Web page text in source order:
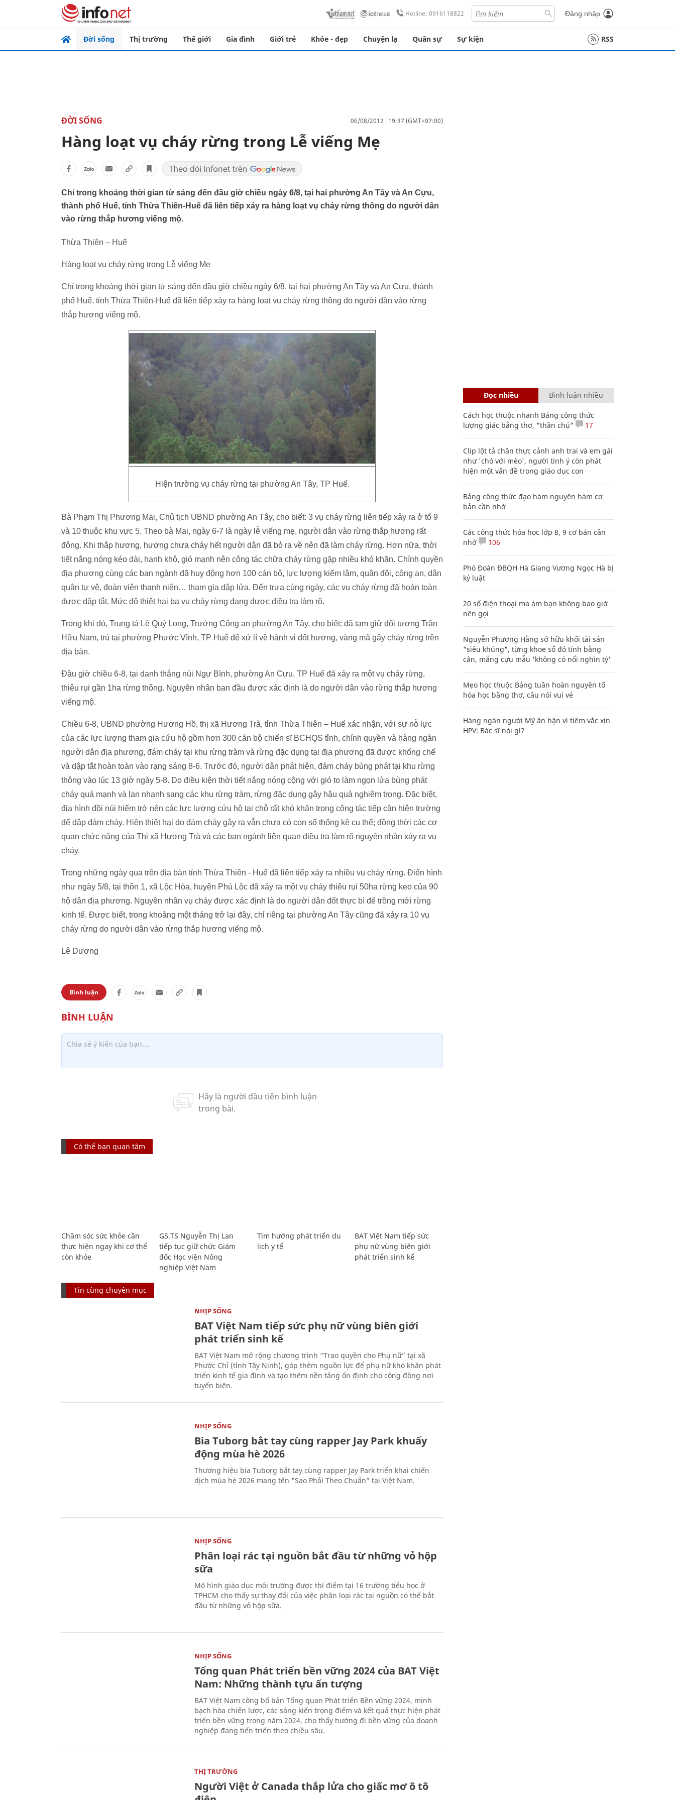
Hotline: 0916118822 Đăng nhập
Đời sống Thị trường Thế giới Gia đình Giới trẻ Khỏe - đẹp Chuyện lạ Quân sự Sự kiện RSS
ĐỜI SỐNG 06/08/2012 19:37 (GMT+07:00)
Hàng loạt vụ cháy rừng trong Lễ viếng Mẹ
Chỉ trong khoảng thời gian từ sáng đến đầu giờ chiều ngày 6/8, tại hai phường An Tây và An Cựu,
thành phố Huế, tỉnh Thừa Thiên-Huế đã liên tiếp xảy ra hàng loạt vụ cháy rừng thông do người dân
vào rừng thắp hương viếng mộ.
Thừa Thiên – Huế
Hàng loạt vụ cháy rừng trong Lễ viếng Mẹ
Chỉ trong khoảng thời gian từ sáng đến đầu giờ chiều ngày 6/8, tại hai phường An Tây và An Cựu, thành
phố Huế, tỉnh Thừa Thiên-Huế đã liên tiếp xảy ra hàng loạt vụ cháy rừng thông do người dân vào rừng
thắp hương viếng mộ.
Hiện trường vụ cháy rừng tại phường An Tây, TP Huế.
Bà Phạm Thị Phương Mai, Chủ tịch UBND phường An Tây, cho biết: 3 vụ cháy rừng liên tiếp xảy ra ở tổ 9
và 10 thuộc khu vực 5. Theo bà Mai, ngày 6-7 là ngày lễ viếng mẹ, người dân vào rừng thắp hương rất
đông. Khi thắp hương, hương chưa cháy hết người dân đã bỏ ra về nên đã làm cháy rừng. Hơn nữa, thời
tiết nắng nóng kéo dài, hanh khô, gió mạnh nên công tác chữa cháy rừng gặp nhiều khó khăn. Chính quyền
địa phương cùng các ban ngành đã huy động hơn 100 cán bộ, lực lượng kiểm lâm, quân đội, công an, dân
quân tự vệ, đoàn viên thanh niên… tham gia dập lửa. Đến trưa cùng ngày, các vụ cháy rừng đã hoàn toàn
được dập tắt. Mức độ thiệt hại ba vụ cháy rừng đang được điều tra làm rõ.
Trong khi đó, Trung tá Lê Quý Long, Trưởng Công an phường An Tây, cho biết: đã tạm giữ đối tượng Trần
Hữu Nam, trú tại phường Phước Vĩnh, TP Huế để xử lí về hành vi đốt hương, vàng mã gây cháy rừng trên
địa bàn.
Đầu giờ chiều 6-8, tại danh thắng núi Ngự Bình, phường An Cựu, TP Huế đã xảy ra một vụ cháy rừng,
thiêu rụi gần 1ha rừng thông. Nguyên nhân ban đầu được xác định là do người dân vào rừng thắp hương
viếng mộ.
Chiều 6-8, UBND phường Hương Hồ, thị xã Hương Trà, tỉnh Thừa Thiên – Huế xác nhận, với sự nỗ lực
của các lực lượng tham gia cứu hộ gồm hơn 300 cán bộ chiến sĩ BCHQS tỉnh, chính quyền và hàng ngàn
người dân địa phương, đám cháy tại khu rừng tràm và rừng đặc dụng tại địa phương đã được khống chế
và dập tắt hoàn toàn vào rạng sáng 8-6. Trước đó, người dân phát hiện, đám cháy bùng phát tại khu rừng
thông vào lúc 13 giờ ngày 5-8. Do điều kiện thời tiết nắng nóng cộng với gió to làm ngọn lửa bùng phát
cháy quá mạnh và lan nhanh sang các khu rừng tràm, rừng đặc dụng gây hậu quả nghiêm trọng. Đặc biệt,
địa hình đồi núi hiểm trở nên các lực lượng cứu hộ tại chỗ rất khó khăn trong công tác tiếp cận hiện trường
để dập đám cháy. Hiện thiệt hại do đám cháy gây ra vẫn chưa có con số thống kê cụ thể; đồng thời các cơ
quan chức năng của Thị xã Hương Trà và các ban ngành liên quan điều tra làm rõ nguyên nhân xảy ra vụ
cháy.
Trong những ngày qua trên địa bàn tỉnh Thừa Thiên - Huế đã liên tiếp xảy ra nhiều vụ cháy rừng. Điển hình
như ngày 5/8, tại thôn 1, xã Lộc Hòa, huyện Phú Lộc đã xảy ra một vụ cháy thiêu rụi 50ha rừng keo của 90
hộ dân địa phương. Nguyên nhân vụ cháy được xác định là do người dân đốt thực bì để trồng mới rừng
kinh tế. Được biết, trong khoảng một tháng trở lại đây, chỉ riêng tại phường An Tây cũng đã xảy ra 10 vụ
cháy rừng do người dân vào rừng thắp hương viếng mộ.
Lê Dương
Bình luận
Có thể bạn quan tâm
Chăm sóc sức khỏe cần
thực hiện ngay khi cơ thể
còn khỏe
GS.TS Nguyễn Thị Lan
tiếp tục giữ chức Giám
đốc Học viện Nông
nghiệp Việt Nam
Tìm hướng phát triển du
lịch y tế
BAT Việt Nam tiếp sức
phụ nữ vùng biên giới
phát triển sinh kế
Tin cùng chuyên mục
NHỊP SỐNG
BAT Việt Nam tiếp sức phụ nữ vùng biên giới
phát triển sinh kế
BAT Việt Nam mở rộng chương trình “Trao quyền cho Phụ nữ” tại xã
Phước Chỉ (tỉnh Tây Ninh), góp thêm nguồn lực để phụ nữ khó khăn phát
triển kinh tế gia đình và tạo thêm nền tảng ổn định cho cộng đồng nơi
tuyến biên.
NHỊP SỐNG
Bia Tuborg bắt tay cùng rapper Jay Park khuấy
động mùa hè 2026
Thương hiệu bia Tuborg bắt tay cùng rapper Jay Park triển khai chiến
dịch mùa hè 2026 mang tên "Sao Phải Theo Chuẩn” tại Việt Nam.
NHỊP SỐNG
Phân loại rác tại nguồn bắt đầu từ những vỏ hộp
sữa
Mô hình giáo dục môi trường được thí điểm tại 16 trường tiểu học ở
TPHCM cho thấy sự thay đổi của việc phân loại rác tại nguồn có thể bắt
đầu từ những vỏ hộp sữa.
NHỊP SỐNG
Tổng quan Phát triển bền vững 2024 của BAT Việt
Nam: Những thành tựu ấn tượng
BAT Việt Nam công bố bản Tổng quan Phát triển Bền vững 2024, minh
bạch hóa chiến lược, các sáng kiến trọng điểm và kết quả thực hiện phát
triển bền vững trong năm 2024, cho thấy hướng đi bền vững của doanh
nghiệp đang tiến triển theo chiều sâu.
THỊ TRƯỜNG
Người Việt ở Canada thắp lửa cho giấc mơ ô tô
Đọc nhiều Bình luận nhiều
Cách học thuộc nhanh Bảng công thức
lượng giác bằng thơ, "thần chú"
17
Clip lột tả chân thực cảnh anh trai và em gái
như 'chó với mèo', người tinh ý còn phát
hiện một vấn đề trong giáo dục con
Bảng công thức đạo hàm nguyên hàm cơ
bản cần nhớ
Các công thức hóa học lớp 8, 9 cơ bản cần
nhớ
106
Phó Đoàn ĐBQH Hà Giang Vương Ngọc Hà bị
kỷ luật
20 số điện thoại ma ám bạn không bao giờ
nên gọi
Nguyễn Phương Hằng sở hữu khối tài sản
"siêu khủng", từng khoe sổ đỏ tính bằng
cân, mắng cựu mẫu 'không có nổi nghìn tỷ'
Mẹo học thuộc Bảng tuần hoàn nguyên tố
hóa học bằng thơ, câu nói vui vẻ
Hàng ngàn người Mỹ ân hận vì tiêm vắc xin
HPV: Bác sĩ nói gì?